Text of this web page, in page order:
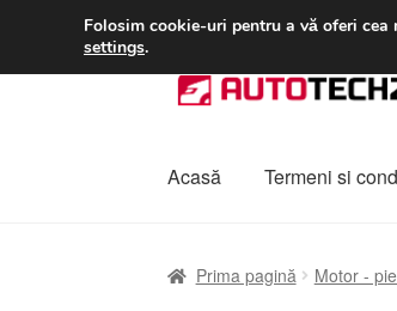
LIVRARE de la 33 lei
Sari
la
Sari
la
Acasă Termeni si
Prima pagină Motor -
Folosim cookie-uri pentru a vă oferi
settings.